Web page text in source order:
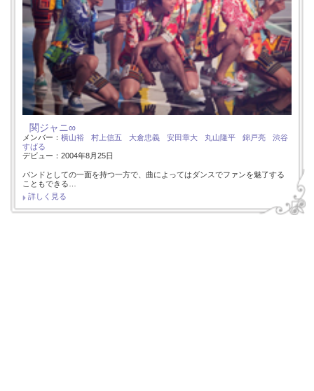
関ジャニ∞
メンバー： 横山裕 村上信五 大倉忠義 安田章大 丸山隆平 錦戸亮
渋谷
すばる
デビュー：2004年8月25日
バンドとしての一面を持つ一方で、曲によってはダンスでファンを魅了する
こともできる…
詳しく見る